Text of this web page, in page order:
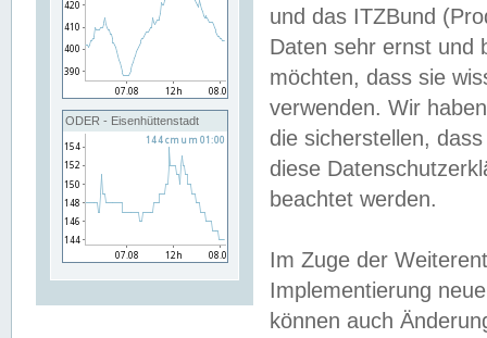
ODER - Eisenhüttenstadt
und das ITZBund
Daten sehr ernst und
möchten, dass sie
verwenden. Wir
die sicherstellen,
diese
beachtet werden.
Im Zuge der
Implementierung
können auch